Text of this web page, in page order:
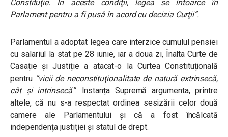
Constituţie. În aceste condiţii, legea se întoarce în
Parlament pentru a fi pusă în acord cu decizia Curţii”.
Parlamentul a adoptat legea care interzice cumulul pensiei
cu salariul la stat pe 28 iunie, iar a doua zi, Înalta Curte de
Casație și Justiție a atacat-o la Curtea Constituțională
pentru “vicii de neconstituţionalitate de natură extrinsecă,
cât şi intrinsecă”. Instanța Supremă argumenta, printre
altele, că nu s-a respectat ordinea sesizării celor două
camere ale Parlamentului și că a fost încălcată
independența justiției și statul de drept.